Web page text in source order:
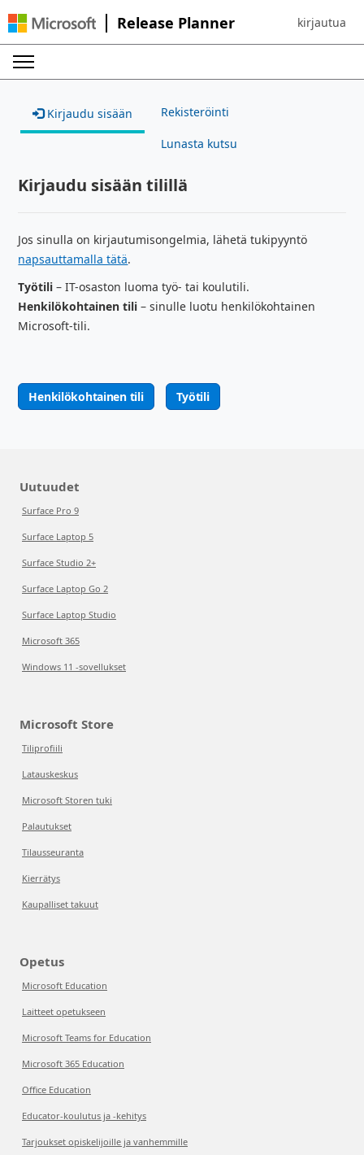
Release Planner Sign in to
kirjautua
Kirjaudu sisään Rekisteröinti
Lunasta kutsu
Kirjaudu sisään tilillä
Jos sinulla on kirjautumisongelmia, lähetä tukipyyntö
napsauttamalla tätä.
Työtili – IT-osaston luoma työ- tai koulutili.
Henkilökohtainen tili – sinulle luotu henkilökohtainen
Microsoft-tili.
Henkilökohtainen tili Työtili
Uutuudet
Surface Pro 9
Surface Laptop 5
Surface Studio 2+
Surface Laptop Go 2
Surface Laptop Studio
Microsoft 365
Windows 11 -sovellukset
Microsoft Store
Tiliprofiili
Latauskeskus
Microsoft Storen tuki
Palautukset
Tilausseuranta
Kierrätys
Kaupalliset takuut
Opetus
Microsoft Education
Laitteet opetukseen
Microsoft Teams for Education
Microsoft 365 Education
Office Education
Educator-koulutus ja -kehitys
Tarjoukset opiskelijoille ja vanhemmille